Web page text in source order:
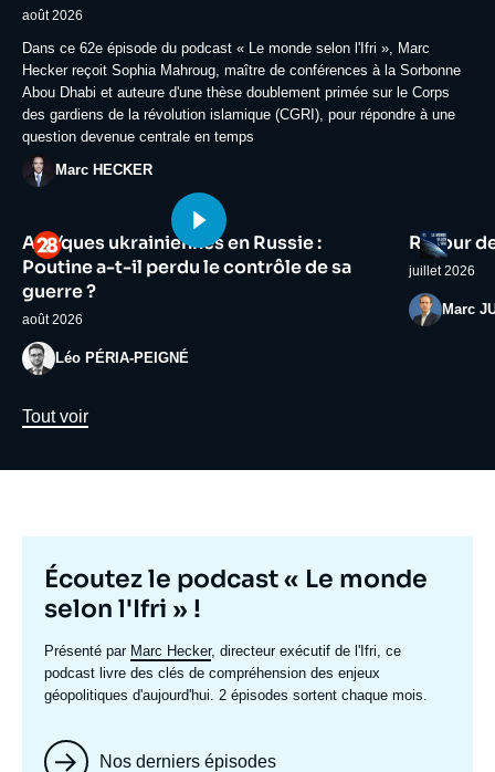
août 2026
Accroche
Dans ce 62e épisode du podcast « Le monde selon l'Ifri », Marc
Hecker reçoit Sophia Mahroug, maître de conférences à la Sorbonne
Abou Dhabi et auteure d'une thèse doublement primée sur le Corps
des gardiens de la révolution islamique (CGRI), pour répondre à une
question devenue centrale en temps
PhotoMarc HECKER
Logo
Image
principale
médiatique
Attaques ukrainiennes en Russie :
Poutine a-t-il perdu le contrôle de sa
guerre ?
août 2026
PhotoLéo PÉRIA-PEIGNÉ
Logo
Image
principale
Retour
juillet 2026
PhotoMarc
Lien
Tout voir
Titre
mis
en
avant
Écoutez le podcast « Le monde
selon l'Ifri » !
Texte
accroche
Présenté par Marc Hecker, directeur exécutif de l'Ifri, ce
podcast livre des clés de compréhension des enjeux
géopolitiques d'aujourd'hui. 2 épisodes sortent chaque mois.
Nos derniers épisodes